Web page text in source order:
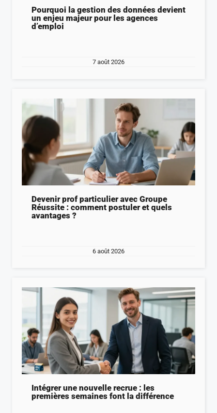
Pourquoi la gestion des données devient
un enjeu majeur pour les agences
d’emploi
7 août 2026
Devenir prof particulier avec Groupe
Réussite : comment postuler et quels
avantages ?
6 août 2026
Intégrer une nouvelle recrue : les
premières semaines font la différence